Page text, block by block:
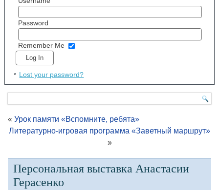
Password
Remember Me
Lost your password?
«Урок памяти «Вспомните, ребята»
Литературно-игровая программа «Заветный маршрут»
»
Персональная выставка Анастасии
Герасенко